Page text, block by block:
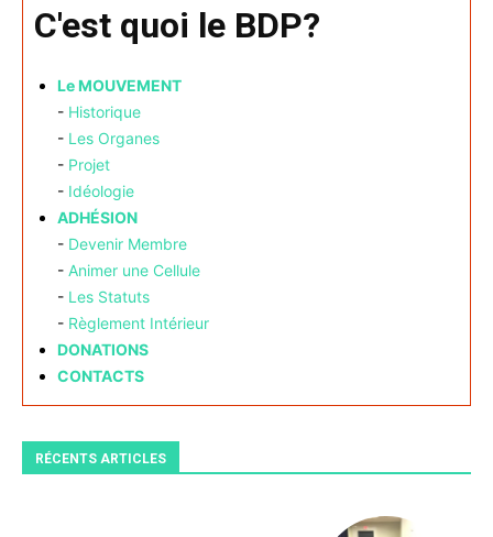
C'est quoi le BDP?
Le MOUVEMENT
- Historique
- Les Organes
- Projet
- Idéologie
ADHÉSION
- Devenir Membre
- Animer une Cellule
- Les Statuts
- Règlement Intérieur
DONATIONS
CONTACTS
RÉCENTS ARTICLES